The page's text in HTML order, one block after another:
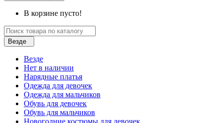
В корзине пусто!
Везде
Везде
Нет в наличии
Нарядные платья
Одежда для девочек
Одежда для мальчиков
Обувь для девочек
Обувь для мальчиков
Новогодние костюмы для девочек